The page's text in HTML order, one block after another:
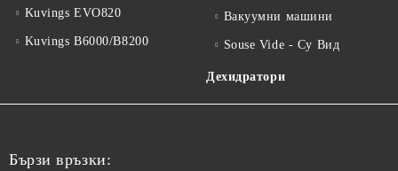
Kuvings EVO820
Kuvings B6000/B8200
Вакуумни машини
Souse Vide - Су Вид
Дехидратори
Бързи връзки: